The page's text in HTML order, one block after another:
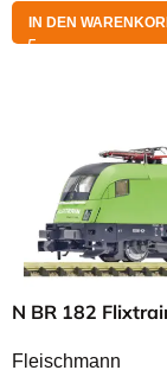
IN DEN
N BR 182
Fleischmann